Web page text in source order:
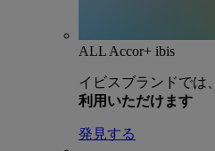
ALL Accor+ ibis
イビスブランドでは、
利用いただけます
発見する